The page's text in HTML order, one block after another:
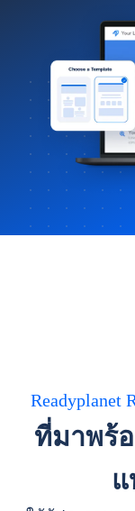
ที่มาพร้
แ